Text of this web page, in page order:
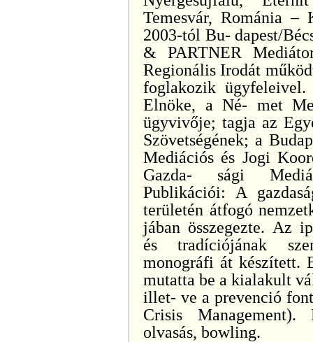
Temesvár, Románia –
2003-tól Bu- dapest/
& PARTNER
Regionális Irodát
foglakozik
Elnöke, a Né- met
ügyvivője; tagja az
Szövetségének; a
Mediációs és Jogi
Gazda- sági
Publikációi: A
területén átfogó
jában összegezte. Az
és tradíciójának
monográfi át készített.
mutatta be a kialakult
illet- ve a prevenció
Crisis Management).
olvasás, bowling.